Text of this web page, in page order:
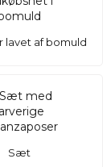
også perfekt
en fremragende
enestående
første berøring.
lavet af bomuld
Sæt